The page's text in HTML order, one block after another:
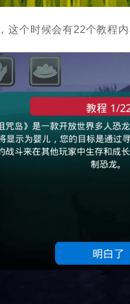
这个时候会有22个教程